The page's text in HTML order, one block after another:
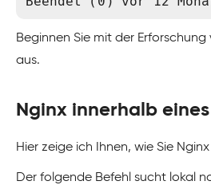
Beginnen Sie mit der
aus.
Nginx innerhalb
Hier zeige ich Ihnen, wie Sie
Der folgende Befehl sucht lokal